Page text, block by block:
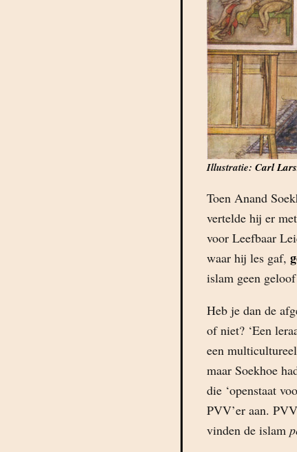
Illustratie: Carl
Toen Anand
vertelde hij er
voor Leefbaar
waar hij les gaf,
islam geen
Heb je dan de
of niet? ‘Een
een
maar Soekhoe
die ‘openstaat
PVV’er aan.
vinden de islam